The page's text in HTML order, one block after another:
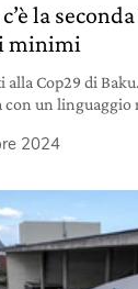
la
minimi
Cop29 di
un linguaggio
2024